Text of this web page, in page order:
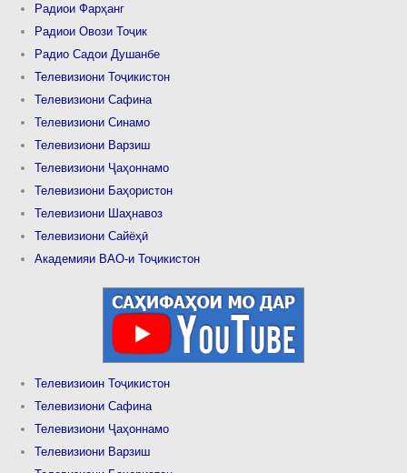
Радиои Фарҳанг
Радиои Овози Тоҷик
Радио Садои Душанбе
Телевизиони Тоҷикистон
Телевизиони Сафина
Телевизиони Синамо
Телевизиони Варзиш
Телевизиони Ҷаҳоннамо
Телевизиони Баҳористон
Телевизиони Шаҳнавоз
Телевизиони Сайёҳӣ
Академияи ВАО-и Тоҷикистон
Телевизиоин Тоҷикистон
Телевизиони Сафина
Телевизиони Ҷаҳоннамо
Телевизиони Варзиш